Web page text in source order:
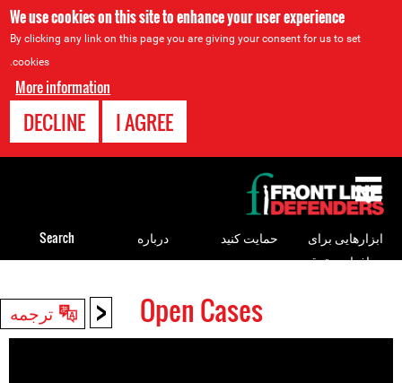
We use cookies on this site to enhance your user experience
By clicking any link on this page you are giving your consent for us to set
cookies.
More information
I AGREE
DECLINE
< ترجمه Open Cases
to
top
ابزارهایی برای
مدافعان حقوق
حمایت کنید درباره Search